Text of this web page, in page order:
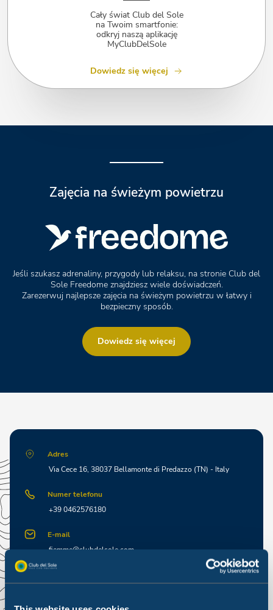
Cały świat Club del Sole
na Twoim smartfonie:
odkryj naszą aplikację
MyClubDelSole
Dowiedz się więcej
Zajęcia na świeżym powietrzu
Jeśli szukasz adrenaliny, przygody lub relaksu, na stronie Club del
Sole Freedome znajdziesz wiele doświadczeń.
Zarezerwuj najlepsze zajęcia na świeżym powietrzu w łatwy i
bezpieczny sposób.
Dowiedz się więcej
Adres
Via Cece 16, 38037 Bellamonte di Predazzo (TN) - Italy
Numer telefonu
+39 0462576180
E-mail
fiemme@clubdelsole.com